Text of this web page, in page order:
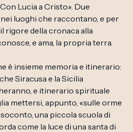
Lucia a Cristo». Due
luoghi che raccontano, e per
rigore della cronaca alla
e ama, la propria terra.
è insieme memoria e itinerario:
Siracusa e la Sicilia
e itinerario spirituale
mettersi, appunto, «sulle orme
una piccola scuola di
come la luce di una santa di